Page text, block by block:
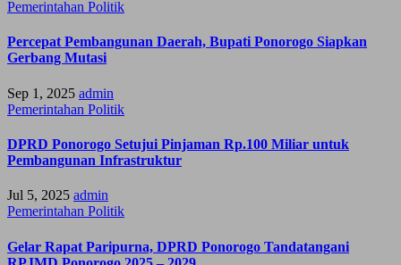
Pemerintahan Politik
Percepat Pembangunan Daerah, Bupati Ponorogo Siapkan
Gerbang Mutasi
Sep 1, 2025 admin
Pemerintahan Politik
DPRD Ponorogo Setujui Pinjaman Rp.100 Miliar untuk
Pembangunan Infrastruktur
Jul 5, 2025 admin
Pemerintahan Politik
Gelar Rapat Paripurna, DPRD Ponorogo Tandatangani